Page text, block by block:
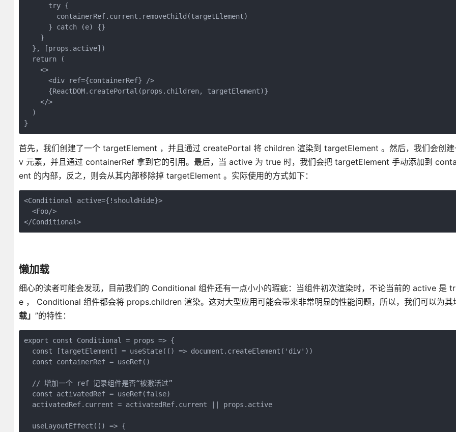
try {
containerRef.current.removeChild(targetElement)
} catch (e) {}
}
}, [props.active])
return (
<>
<div ref={containerRef} />
{ReactDOM.createPortal(props.children, targetElement)}
</>
)
}
首先，我们创建了一个 targetElement ，并且通过 createPortal 将 children 渲染到 targetElement 。然后，我们会创
v 元素，并且通过 containerRef 拿到它的引用。最后，当 active 为 true 时，我们会把 targetElement 手动添加到
ent 的内部，反之，则会从其内部移除掉 targetElement 。实际使用的方式如下：
<Conditional active={!shouldHide}>
<Foo/>
</Conditional>
懒加载
细心的读者可能会发现，目前我们的 Conditional 组件还有一点小小的瑕疵：当组件初次渲染时，不论当前的 active 是
e ， Conditional 组件都会将 props.children 渲染。这对大型应用可能会带来非常明显的性能问题，所以，我们可以为其
载」 ”的特性：
export const Conditional = props => {
const [targetElement] = useState(() => document.createElement('div'))
const containerRef = useRef()
// 增加一个 ref 记录组件是否“被激活过”
const activatedRef = useRef(false)
activatedRef.current = activatedRef.current || props.active
useLayoutEffect(() => {